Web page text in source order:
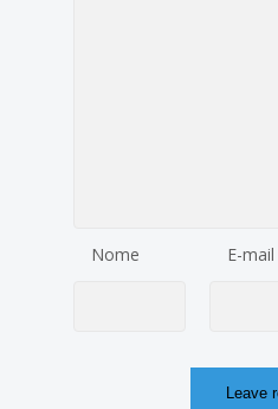
Nome E-mail